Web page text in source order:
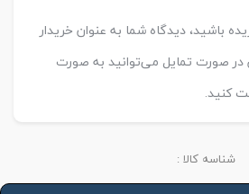
باشید، دیدگاه شما به عنوان خریدار
صورت تمایل می‌توانید به صورت
کنید.
شناسه کالا :